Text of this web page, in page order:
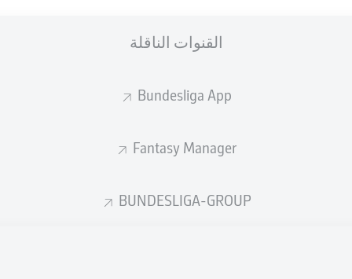
القنوات الناقلة
Bundesliga App
Fantasy Manager
BUNDESLIGA-GROUP
M. Emreli
90' +2'